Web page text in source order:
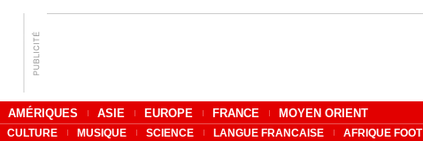
AMÉRIQUES ASIE EUROPE FRANCE MOYEN ORIENT
CULTURE MUSIQUE SCIENCE LANGUE FRANCAISE AFRIQUE FOOT